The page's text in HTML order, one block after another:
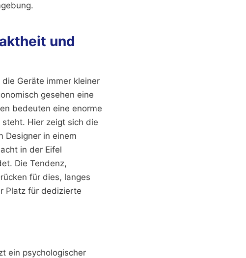
und
Geräte immer kleiner
gesehen eine
bedeuten eine enorme
Hier zeigt sich die
Designer in einem
in der Eifel
Die Tendenz,
für dies, langes
Platz für dedizierte
ein psychologischer